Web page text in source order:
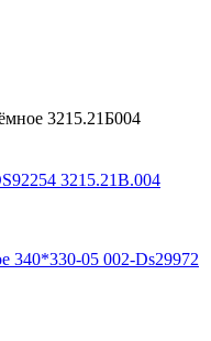
3215.21Б004
3215.21В.004
340*330-05 002-Ds29972